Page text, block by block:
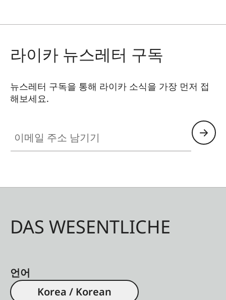
라이카 뉴스레터 구독
뉴스레터 구독을 통해 라이카 소식을 가장 먼저 접
해보세요.
DAS WESENTLICHE
언어
Korea / Korean